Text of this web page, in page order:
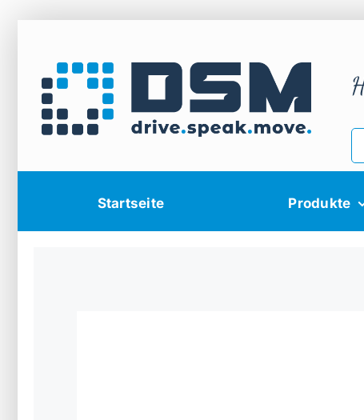
Startseite Produkte